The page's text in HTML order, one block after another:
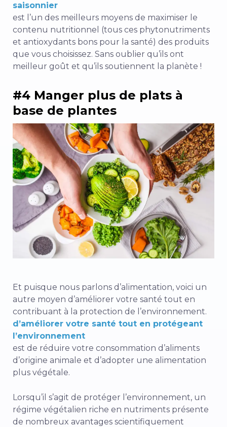
saisonnier
est l’un des meilleurs moyens de maximiser le
contenu nutritionnel (tous ces phytonutriments
et antioxydants bons pour la santé) des produits
que vous choisissez. Sans oublier qu’ils ont
meilleur goût et qu’ils soutiennent la planète !
#4 Manger plus de plats à
base de plantes
Et puisque nous parlons d’alimentation, voici un
autre moyen d’améliorer votre santé tout en
contribuant à la protection de l’environnement.
d’améliorer votre santé tout en protégeant
l’environnement
est de réduire votre consommation d’aliments
d’origine animale et d’adopter une alimentation
plus végétale.
Lorsqu’il s’agit de protéger l’environnement, un
régime végétalien riche en nutriments présente
de nombreux avantages scientifiquement